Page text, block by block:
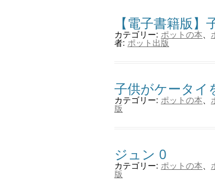
【電子書籍版
カテゴリー: ポットの本、
者:ポット出版
子供がケータイ
カテゴリー: ポットの本、
版
ジュン 0
カテゴリー: ポットの本、
版